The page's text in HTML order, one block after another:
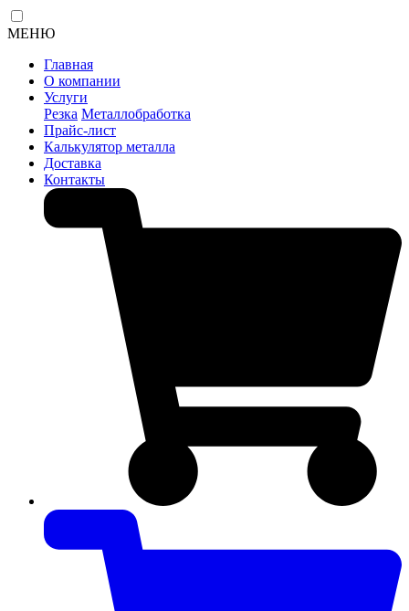
МЕНЮ
Главная
О компании
Услуги
Резка Металлобработка
Прайс-лист
Калькулятор металла
Доставка
Контакты